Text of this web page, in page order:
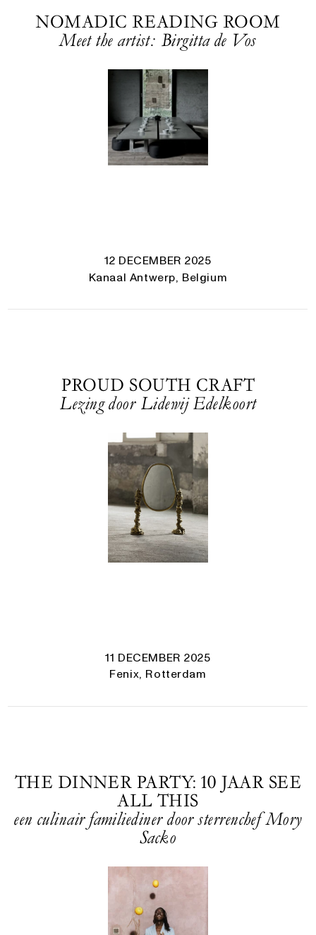
NOMADIC READING ROOM
Meet the artist: Birgitta de Vos
12 DECEMBER 2025
Kanaal Antwerp, Belgium
PROUD SOUTH CRAFT
Lezing door Lidewij Edelkoort
11 DECEMBER 2025
Fenix, Rotterdam
THE DINNER PARTY: 10 JAAR SEE
ALL THIS
een culinair familiediner door sterrenchef Mory
Sacko